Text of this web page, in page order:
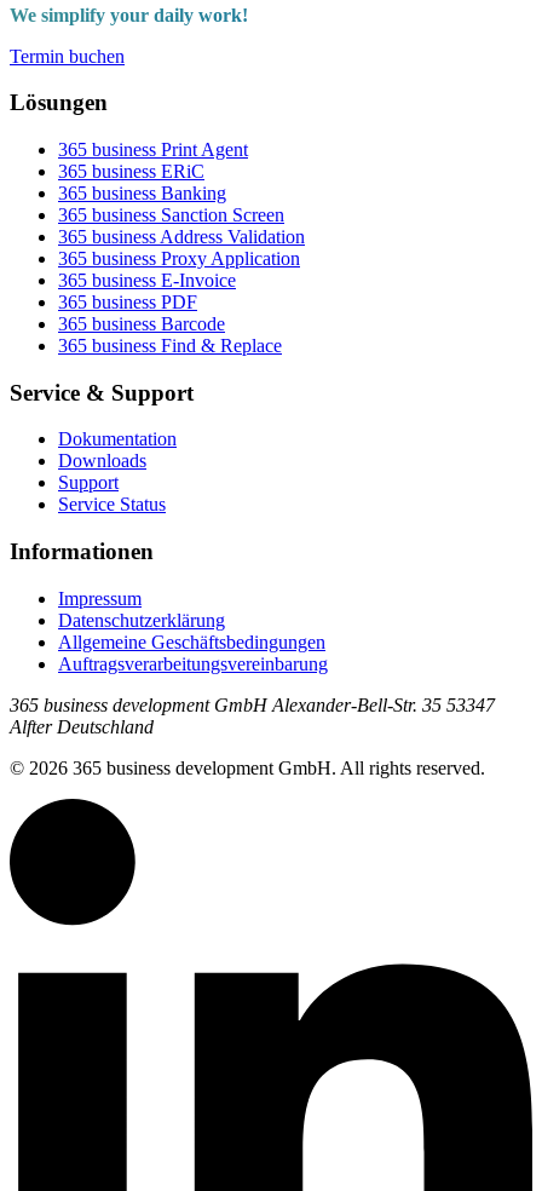
We simplify your daily work!
Termin buchen
Lösungen
365 business Print Agent
365 business ERiC
365 business Banking
365 business Sanction Screen
365 business Address Validation
365 business Proxy Application
365 business E-Invoice
365 business PDF
365 business Barcode
365 business Find & Replace
Service & Support
Dokumentation
Downloads
Support
Service Status
Informationen
Impressum
Datenschutzerklärung
Allgemeine Geschäftsbedingungen
Auftragsverarbeitungsvereinbarung
365 business development GmbH Alexander-Bell-Str. 35 53347
Alfter Deutschland
© 2026 365 business development GmbH. All rights reserved.